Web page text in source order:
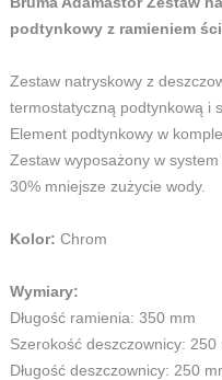
podtynkowy z ramieniem
Zestaw natryskowy z
termostatyczną podtynkową i
Element podtynkowy w
Zestaw wyposażony w
30% mniejsze zużycie wody.
Kolor: Chrom
Wymiary:
Długość ramienia: 350 mm
Szerokość deszczownicy: 250
Długość deszczownicy: 250